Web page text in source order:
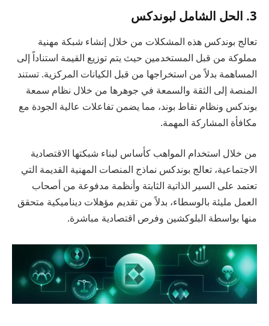
3. الحل الشامل لبوندكس
تعالج بوندكس هذه المشكلات من خلال إنشاء شبكة مهنية
مملوكة من قبل المستخدمين حيث يتم توزيع القيمة استناداً إلى
المساهمة بدلاً من استخراجها من قبل الكيانات المركزية. تستند
المنصة إلى الثقة والسمعة في جوهرها من خلال نظام سمعة
بوندكس ونظام نقاط بوند، مما يضمن تفاعلات عالية الجودة مع
مكافأة المشاركة المهمة.
من خلال استخدام المواهب كأساس لبناء شبكتها الاقتصادية
الاجتماعية، تعالج بوندكس نماذج المنصات المهنية القديمة التي
تعتمد على السير الذاتية الثابتة وأنظمة مدفوعة من أصحاب
العمل مليئة بالوسطاء، بدلاً من تقديم مؤهلات ديناميكية متحقق
منها بواسطة البلوكشين وفرص اقتصادية مباشرة.